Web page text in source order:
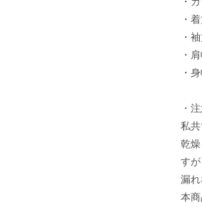
・
・
・
・
・
私
乾
すが
漏
本